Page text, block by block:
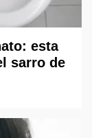
esta
sarro de